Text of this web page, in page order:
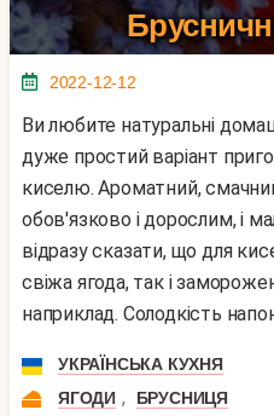
2022-12-12
Ви любите натуральні домашні напої? Пропоную вам
дуже простий варіант
киселю. Ароматний,
обов'язково і дорослим, і
відразу сказати, що для
свіжа ягода, так і
наприклад. Солодкість
УКРАЇНСЬКА КУХНЯ
ЯГОДИ ,
БРУСНИЦЯ